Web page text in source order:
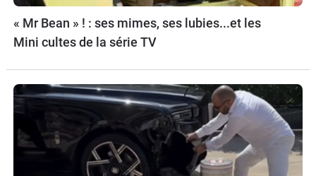
« Mr Bean » ! : ses mimes, ses lubies...et les
Mini cultes de la série TV